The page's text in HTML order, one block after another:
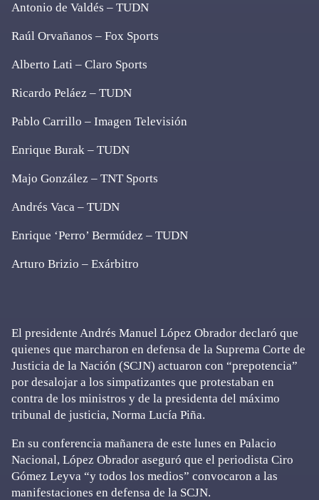
Antonio de Valdés – TUDN
Raúl Orvañanos – Fox Sports
Alberto Lati – Claro Sports
Ricardo Peláez – TUDN
Pablo Carrillo – Imagen Televisión
Enrique Burak – TUDN
Majo González – TNT Sports
Andrés Vaca – TUDN
Enrique ‘Perro’ Bermúdez – TUDN
Arturo Brizio – Exárbitro
El presidente Andrés Manuel López Obrador declaró que
quienes que marcharon en defensa de la Suprema Corte de
Justicia de la Nación (SCJN) actuaron con “prepotencia”
por desalojar a los simpatizantes que protestaban en
contra de los ministros y de la presidenta del máximo
tribunal de justicia, Norma Lucía Piña.
En su conferencia mañanera de este lunes en Palacio
Nacional, López Obrador aseguró que el periodista Ciro
Gómez Leyva “y todos los medios” convocaron a las
manifestaciones en defensa de la SCJN.